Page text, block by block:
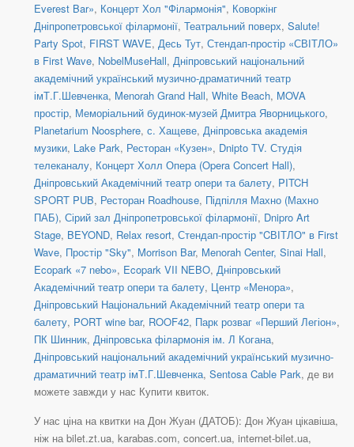
Everest Bar», Концерт Хол "Філармонія", Коворкінг
Дніпропетровської філармонії, Театральний поверх, Salute!
Party Spot, FIRST WAVE, Десь Тут, Стендап-простір «СВІТЛО»
в First Wave, NobelMuseHall, Дніпровський національний
академічний український музично-драматичний театр
імТ.Г.Шевченка, Menorah Grand Hall, White Beach, MOVA
простір, Меморіальний будинок-музей Дмитра Яворницького,
Planetarium Noosphere, с. Хащеве, Дніпровська академія
музики, Lake Park, Ресторан «Кузен», Dnipto TV. Студія
телеканалу, Концерт Холл Опера (Opera Concert Hall),
Дніпровський Академічний театр опери та балету, PITCH
SPORT PUB, Ресторан Roadhouse, Підпілля Махно (Махно
ПАБ), Сірий зал Дніпропетровської філармонії, Dnipro Art
Stage, BEYOND, Relax resort, Стендап-простір "CВІТЛО" в First
Wave, Простір "Sky", Morrison Bar, Menorah Center, Sinai Hall,
Ecopark «7 nebo», Ecopark VII NEBO, Дніпровський
Академічний театр опери та балету, Центр «Менора»,
Дніпровський Національний Академічний театр опери та
балету, PORT wine bar, ROOF42, Парк розваг «Перший Легіон»,
ПК Шинник, Дніпровська філармонія ім. Л Когана,
Дніпровський національний академічний український музично-
драматичний театр імТ.Г.Шевченка, Sentosa Cable Park, де ви
можете завжди у нас Купити квиток.
У нас ціна на квитки на Дон Жуан (ДАТОБ): Дон Жуан цікавіша,
ніж на bilet.zt.ua, karabas.com, concert.ua, internet-bilet.ua,